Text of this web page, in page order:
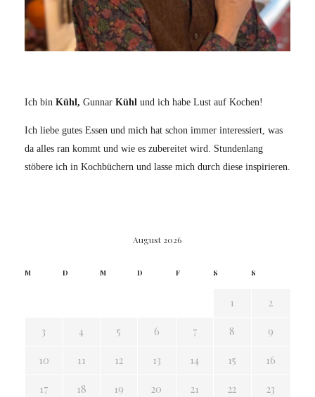
Ich bin Kühl, Gunnar Kühl und ich habe Lust auf Kochen!
Ich liebe gutes Essen und mich hat schon immer interessiert, was
da alles ran kommt und wie es zubereitet wird. Stundenlang
stöbere ich in Kochbüchern und lasse mich durch diese inspirieren.
August 2026
M D M D F S S
1 2
3 4 5 6 7 8 9
10 11 12 13 14 15 16
17 18 19 20 21 22 23